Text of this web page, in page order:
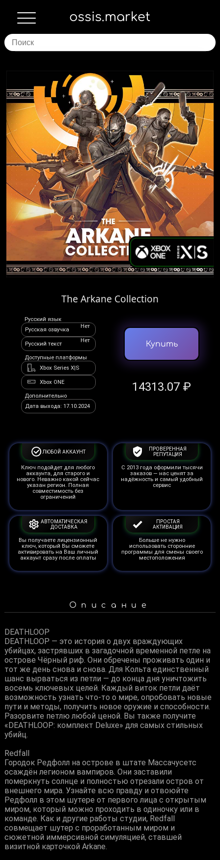
ossis.market
The Arkane Collection
Русский язык
Русская озвучка
Нет
Русский текст
Нет
Доступные платформы
Xbox Series X|S
Xbox ONE
Дополнительно
Дата выхода: 17.10.2024
Купить
14313.07 ₽
ЛЮБОЙ АККАУНТ
Ключ подойдет для любого
аккаунта, для старого и
нового. Неважно какой сейчас
указан регион. Полная
совместимость без
ограничений
ПРОВЕРЕННАЯ
РЕПУТАЦИЯ
С 2013 года оформили тысячи
заказов — нас ценят за
надёжность и самый удобный
сервис
АВТОМАТИЧЕСКАЯ
ДОСТАВКА
Вы получаете лицензионный
ключ, который Вы сможете
активировать на Ваш личный
аккаунт сразу после оплаты
ПРОСТАЯ
АКТИВАЦИЯ
Больше не нужно
использовать сторонние
программы для смены своего
местоположения
Описание
DEATHLOOP
DEATHLOOP — это история о двух враждующих
убийцах, застрявших в загадочной временной петле на
острове Чёрный риф. Они обречены проживать один и
тот же день снова и снова. Для Кольта единственный
шанс вырваться из петли — до конца дня уничтожить
восемь ключевых целей. Каждый виток петли даёт
возможность узнать что-то о мире, опробовать новые
пути и методы, получить новое оружие и способности.
Разорвите петлю любой ценой. Вы также получите
«DEATHLOOP: комплект Deluxe» для самых стильных
убийц.
Redfall
Городок Редфолл на острове в штате Массачусетс
осаждён легионом вампиров. Они заставили
померкнуть солнце и полностью отрезали остров от
внешнего мира. Узнайте всю правду и отвоюйте
Редфолл в этом шутере от первого лица с открытым
миром, который можно проходить в одиночку или в
команде. Как и другие работы студии, Redfall
совмещает шутер с проработанным миром и
сюжетной иммерсивной симуляцией, ставшей
визитной карточкой Arkane.